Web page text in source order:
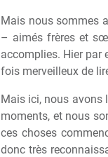
Mais nous sommes
– aimés frères et sœ
accomplies. Hier par
fois merveilleux de
Mais ici, nous avons
moments, et nous
ces choses
donc très